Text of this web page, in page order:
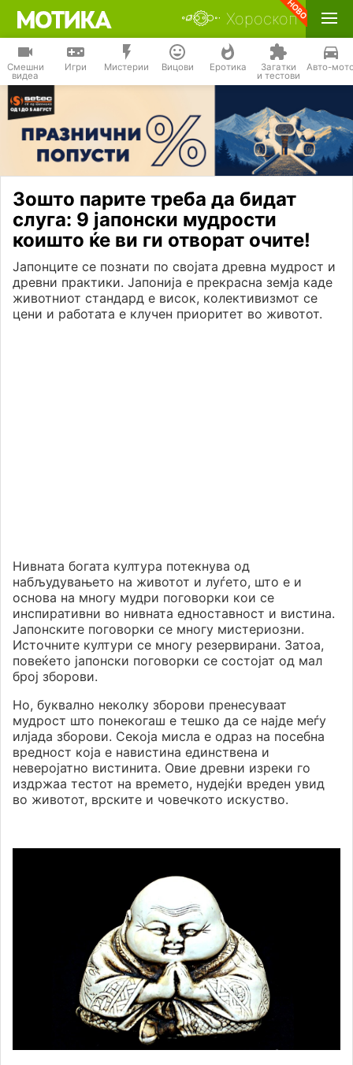
Хороскоп
Смешни
видеа
Игри Мистерии Вицови Еротика Загатки
и тестови
Авто-
Зошто парите треба да бидат
слуга: 9 јапонски мудрости
коишто ќе ви ги отворат очите!
Јапонците се познати по својата древна мудрост и
древни практики. Јапонија е прекрасна земја каде
животниот стандард е висок, колективизмот се
цени и работата е клучен приоритет во животот.
Нивната богата култура потекнува од
набљудувањето на животот и луѓето, што е и
основа на многу мудри поговорки кои се
инспиративни во нивната едноставност и вистина.
Јапонските поговорки се многу мистериозни.
Источните култури се многу резервирани. Затоа,
повеќето јапонски поговорки се состојат од мал
број зборови.
Но, буквално неколку зборови пренесуваат
мудрост што понекогаш е тешко да се најде меѓу
илјада зборови. Секоја мисла е одраз на посебна
вредност која е навистина единствена и
неверојатно вистинита. Овие древни изреки го
издржаа тестот на времето, нудејќи вреден увид
во животот, врските и човечкото искуство.